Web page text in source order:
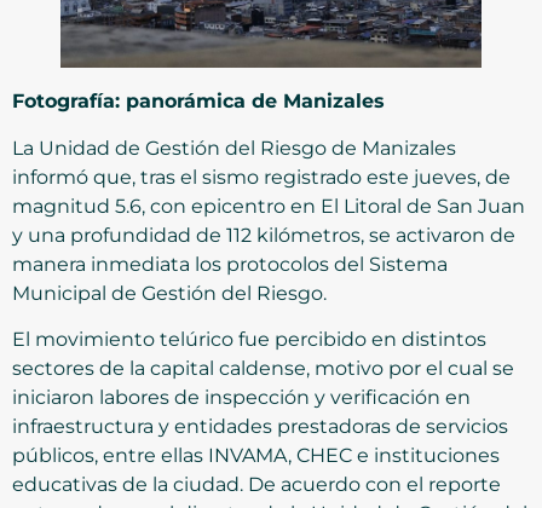
Fotografía: panorámica de Manizales
La Unidad de Gestión del Riesgo de Manizales
informó que, tras el sismo registrado este jueves, de
magnitud 5.6, con epicentro en El Litoral de San Juan
y una profundidad de 112 kilómetros, se activaron de
manera inmediata los protocolos del Sistema
Municipal de Gestión del Riesgo.
El movimiento telúrico fue percibido en distintos
sectores de la capital caldense, motivo por el cual se
iniciaron labores de inspección y verificación en
infraestructura y entidades prestadoras de servicios
públicos, entre ellas INVAMA, CHEC e instituciones
educativas de la ciudad. De acuerdo con el reporte